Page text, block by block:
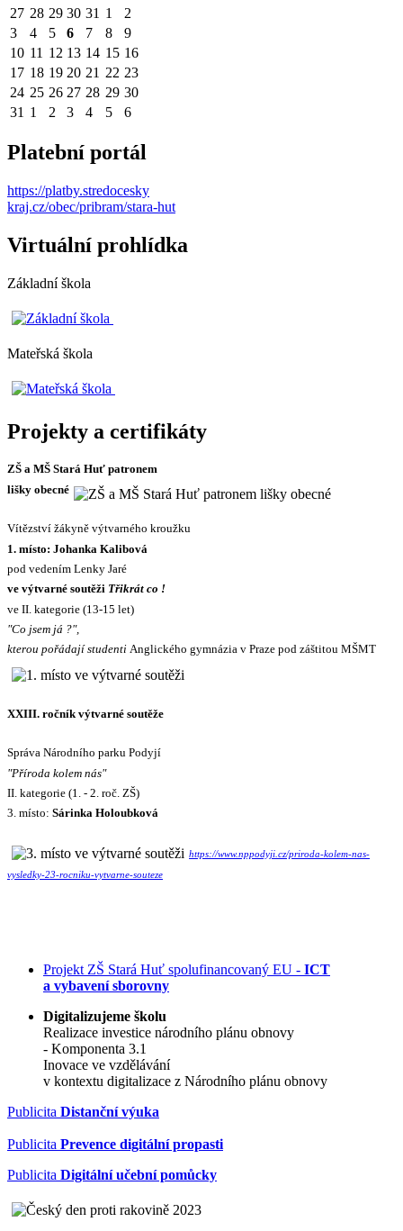
27 28 29 30 31 1
2
3
4 5 6 7 8
9
10 11 12 13 14 15 16
17 18 19 20 21 22 23
24 25 26 27 28 29 30
31 1 2 3 4 5 6
Platební portál
https://platby.stredocesky
kraj.cz/obec/pribram/stara-hut
Virtuální prohlídka
Základní škola
Mateřská škola
Projekty a certifikáty
ZŠ a MŠ Stará Huť patronem
lišky obecné
Vítězství žákyně výtvarného kroužku
1. místo: Johanka Kalibová
pod vedením Lenky Jaré
ve výtvarné soutěži Třikrát co !
ve II. kategorie (13-15 let)
"Co jsem já ?",
kterou pořádají studenti Anglického gymnázia v Praze pod záštitou MŠMT
XXIII. ročník výtvarné soutěže
Správa Národního parku Podyjí
"Příroda kolem nás"
II. kategorie (1. - 2. roč. ZŠ)
3. místo: Sárinka Holoubková
https://www.nppodyji.cz/priroda-kolem-nas-
vysledky-23-rocniku-vytvarne-souteze
Projekt ZŠ Stará Huť spolufinancovaný EU - ICT
a vybavení sborovny
Digitalizujeme školu
Realizace investice národního plánu obnovy
- Komponenta 3.1
Inovace ve vzdělávání
v kontextu digitalizace z Národního plánu obnovy
Publicita Distanční výuka
Publicita Prevence digitální propasti
Publicita Digitální učební pomůcky